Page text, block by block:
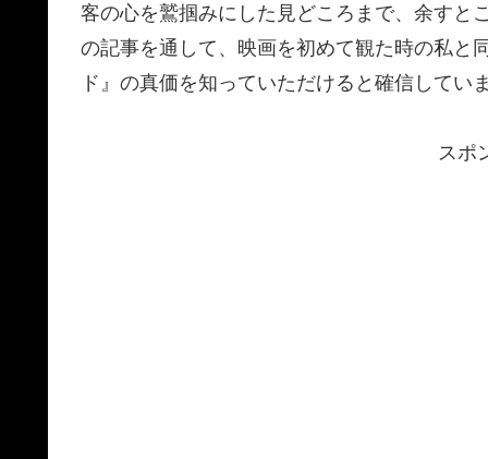
客の心を鷲掴みにした見どころまで、余すと
の記事を通して、映画を初めて観た時の私と
ド』の真価を知っていただけると確信してい
スポ